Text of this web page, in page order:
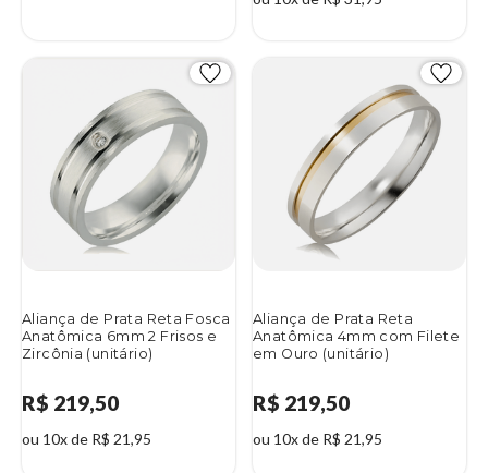
Aliança de Prata Reta Fosca
Anatômica 6mm 2 Frisos e
Zircônia (unitário)
R$ 219,50
ou 10x de R$ 21,95
Aliança de Prata Reta
Anatômica 4mm com Filete
em Ouro (unitário)
R$ 219,50
ou 10x de R$ 21,95